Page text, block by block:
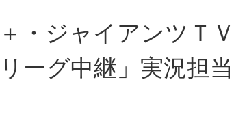
・ジャイアンツＴ
ーグ中継」実況担